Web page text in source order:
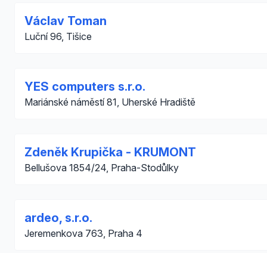
Václav Toman
Luční 96, Tišice
YES computers s.r.o.
Mariánské náměstí 81, Uherské Hradiště
Zdeněk Krupička - KRUMONT
Bellušova 1854/24, Praha-Stodůlky
ardeo, s.r.o.
Jeremenkova 763, Praha 4